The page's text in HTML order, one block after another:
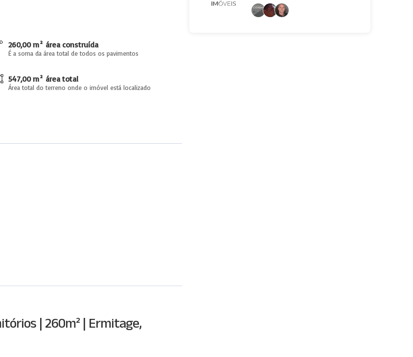
260,00 m² área construída
É a soma da área total de todos os pavimentos
547,00 m² área total
Área total do terreno onde o imóvel está localizado
| 260m² | Ermitage,